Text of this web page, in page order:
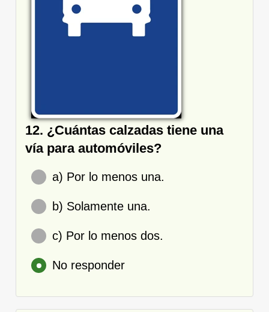
12. ¿Cuántas calzadas tiene una
vía para automóviles?
a) Por lo menos una.
b) Solamente una.
c) Por lo menos dos.
No responder